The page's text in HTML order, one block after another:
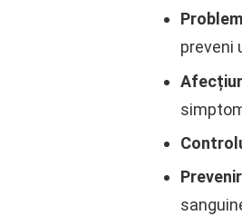
preveni